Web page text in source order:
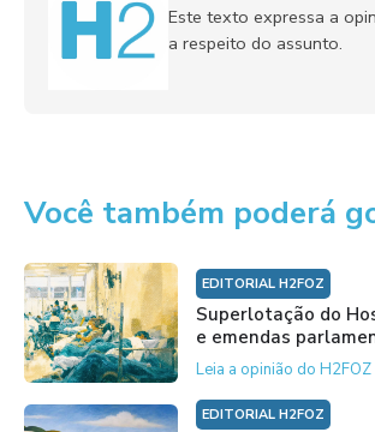
Este texto expressa a
a respeito do assunto.
Você também poderá
EDITORIAL H2FOZ
Superlotação do
e emendas
Leia a opinião do H2FOZ
EDITORIAL H2FOZ